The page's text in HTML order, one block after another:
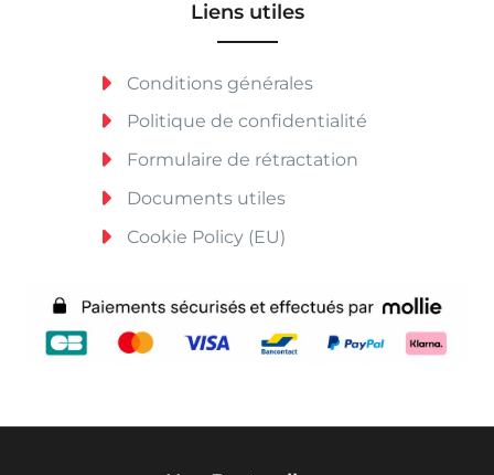
Liens utiles
Conditions générales
Politique de confidentialité
Formulaire de rétractation
Documents utiles
Cookie Policy (EU)